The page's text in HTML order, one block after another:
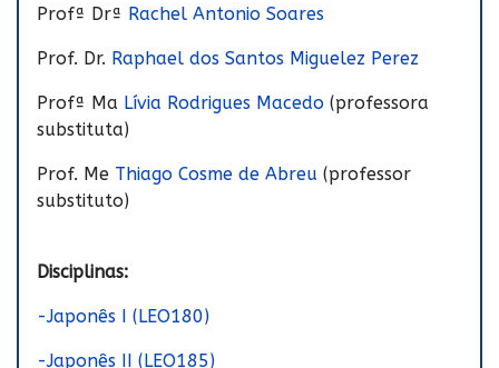
Profª Drª Rachel Antonio Soares
Prof. Dr. Raphael dos Santos Miguelez Perez
Profª Ma Lívia Rodrigues Macedo (professora
substituta)
Prof. Me Thiago Cosme de Abreu (professor
substituto)
Disciplinas:
-Japonês I (LEO180)
-Japonês II (LEO185)